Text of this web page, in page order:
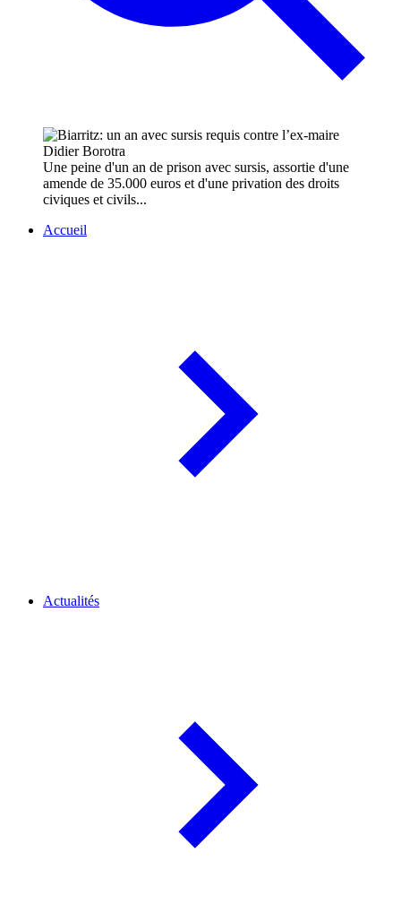
Une peine d'un an de prison avec sursis, assortie d'une
amende de 35.000 euros et d'une privation des droits
civiques et civils...
Accueil
Actualités